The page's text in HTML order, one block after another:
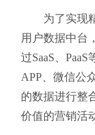
为了实现
用户数据中台
过SaaS、
APP、微信公
的数据进行整
价值的营销活